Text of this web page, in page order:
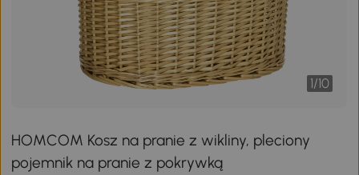
1/10
HOMCOM Kosz na pranie z wikliny, pleciony
pojemnik na pranie z pokrywką